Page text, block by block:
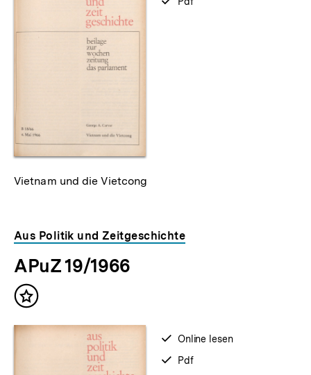
Vietnam und die Vietcong
Aus Politik und Zeitgeschichte
APuZ 19/1966
Inhalt
verfügbar
Online lesen
verfügbar
Pdf